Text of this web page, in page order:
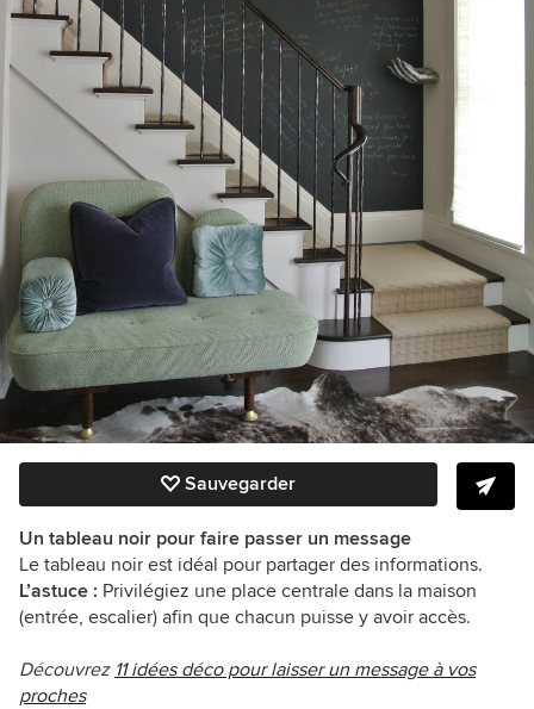
Sauvegarder
Un tableau noir pour faire passer un message
Le tableau noir est idéal pour partager des informations.
L’astuce : Privilégiez une place centrale dans la maison
(entrée, escalier) afin que chacun puisse y avoir accès.
Découvrez 11 idées déco pour laisser un message à vos
proches